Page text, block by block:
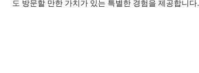
도 방문할 만한 가치가 있는 특별한 경험을 제공합니다.